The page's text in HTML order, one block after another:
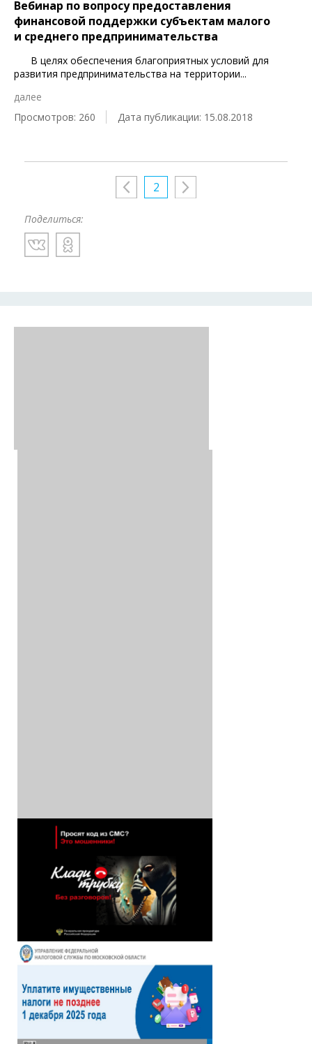
Вебинар по вопросу предоставления
финансовой поддержки субъектам малого
и среднего предпринимательства
В целях обеспечения благоприятных условий для
развития предпринимательства на территории...
далее
Просмотров: 260
Дата публикации: 15.08.2018
2
Поделиться: